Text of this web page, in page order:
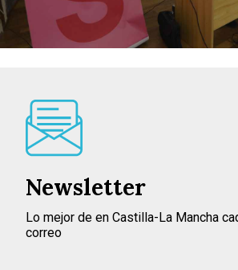
Newsletter
Lo mejor de en Castilla-La Mancha
correo